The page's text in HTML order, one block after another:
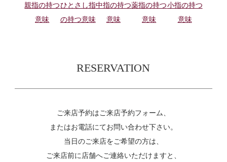
親指の持つ
意味
ひとさし指
の持つ意味
中指の持つ
意味
薬指の持つ
意味
小指の持つ
意味
RESERVATION
ご来店予約はご来店予約フォーム、
またはお電話にてお問い合わせ下さい。
当日のご来店をご希望の方は、
ご来店前に店舗へご連絡いただけますと、